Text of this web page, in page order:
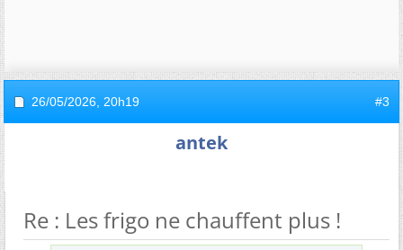
26/05/2026, 20h19 #3
antek
Re : Les frigo ne chauffent plus !